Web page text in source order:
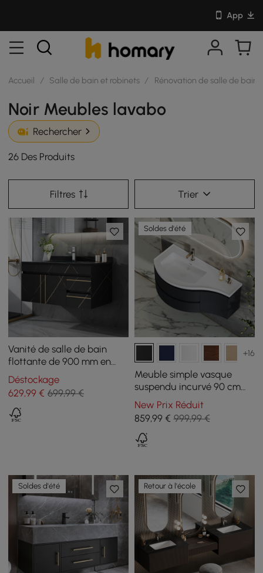
App
Accueil / Salle de bain et robinets / Rénovation de salle de bain
Noir Meubles lavabo
Rechercher
26 Des Produits
Filtres Trier
Vanité de salle de bain
flottante de 900 mm en
faux marbre avec lavabo
en céramique simple noir
Déstockage
629,99 € 699,99 €
Soldes d'été
+16
Meuble simple vasque
suspendu incurvé 90 cm
avec rangement
New Prix Réduit
859,99€ 999,99 €
Soldes d'été Retour à l'école